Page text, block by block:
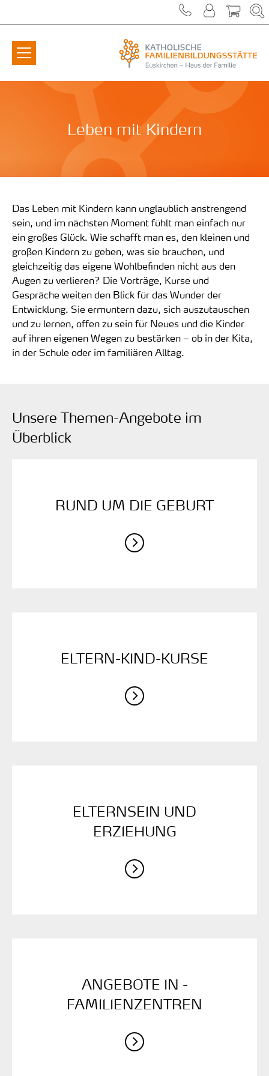
Leben mit Kindern
Das Leben mit Kindern kann unglaublich anstrengend
sein, und im nächsten Moment fühlt man einfach nur
ein großes Glück. Wie schafft man es, den kleinen und
großen Kindern zu geben, was sie brauchen, und
gleichzeitig das eigene Wohlbefinden nicht aus den
Augen zu verlieren? Die Vorträge, Kurse und
Gespräche weiten den Blick für das Wunder der
Entwicklung. Sie ermuntern dazu, sich auszutauschen
und zu lernen, offen zu sein für Neues und die Kinder
auf ihren eigenen Wegen zu bestärken – ob in der Kita,
in der Schule oder im familiären Alltag.
Unsere Themen-Angebote im
Überblick
RUND UM DIE ­GEBURT
ELTERN-KIND-KURSE
ELTERNSEIN UND
ERZIEHUNG
ANGEBOTE IN ­
FAMILIENZENTREN